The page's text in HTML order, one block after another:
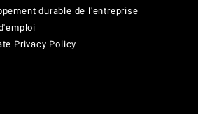
durable de l'entreprise
Privacy Policy